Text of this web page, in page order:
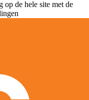
de hele site met de